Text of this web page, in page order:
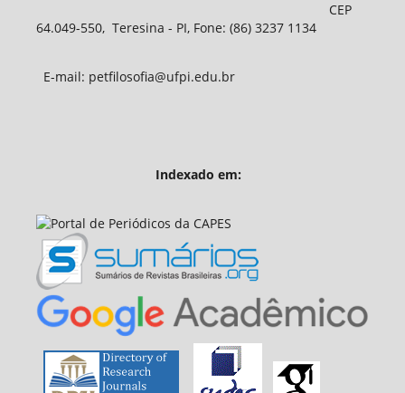
CEP
64.049-550, Teresina - PI, Fone: (86) 3237 1134
E-mail: petfilosofia@ufpi.edu.br
Indexado em: